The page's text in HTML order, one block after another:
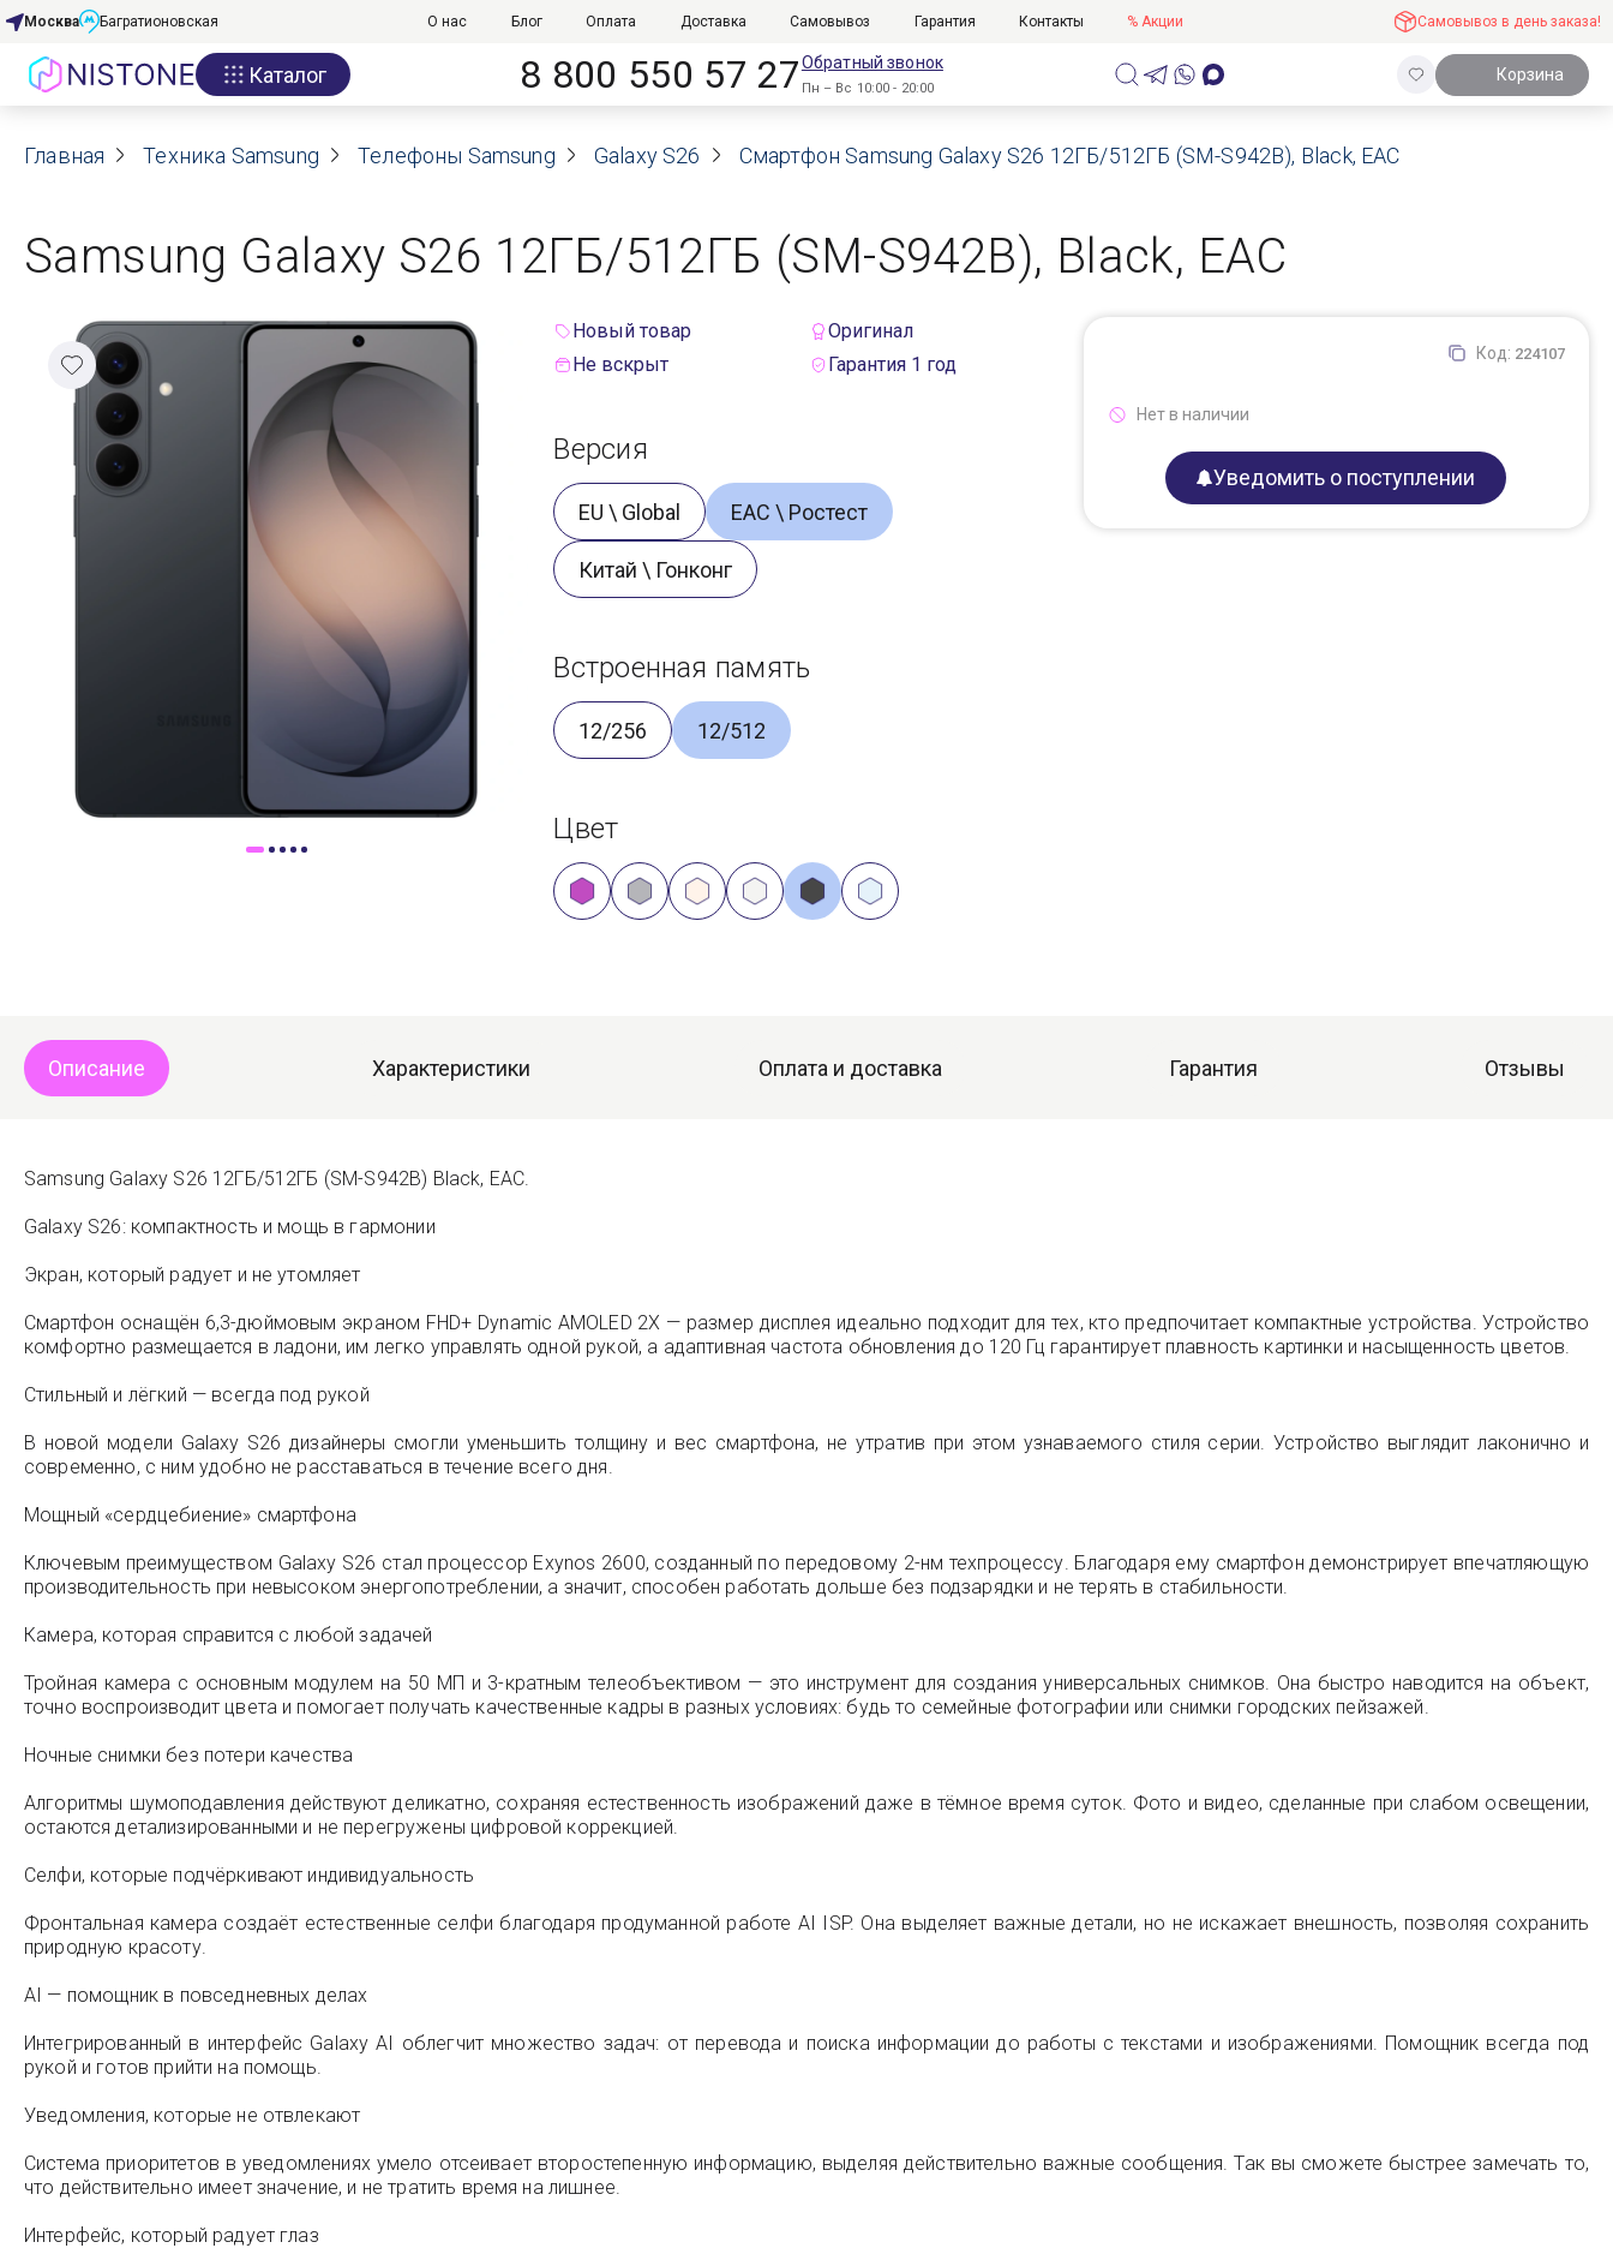
Акции
О нас
Договор оферты
Реквизиты
Контакты
Гарантия
Москва Багратионовская О нас Блог Оплата Доставка Самовывоз Гарантия Контакты % Акции Самовывоз в день заказа!
Каталог 8 800 550 57 27Обратный звонок
Пн – Вс 10:00 - 20:00
Корзина
Главная Техника Samsung Телефоны Samsung Galaxy S26 Смартфон Samsung Galaxy S26 12ГБ/512ГБ (SM-S942B), Black, EAC
Samsung Galaxy S26 12ГБ/512ГБ (SM-S942B), Black, EAC
Новый товар
Оригинал
Не вскрыт
Гарантия 1 год
Версия
EU \ Global ЕАС \ Ростест
Китай \ Гонконг
Встроенная память
12/256 12/512
Цвет
Код: 224107
Нет в наличии
Уведомить о поступлении
Описание Характеристики Оплата и доставка Гарантия Отзывы
Samsung Galaxy S26 12ГБ/512ГБ (SM-S942B) Black, EAC.
Galaxy S26: компактность и мощь в гармонии
Экран, который радует и не утомляет
Смартфон оснащён 6,3-дюймовым экраном FHD+ Dynamic AMOLED 2X — размер дисплея идеально подходит для тех, кто предпочитает компактные устройства. Устройство
комфортно размещается в ладони, им легко управлять одной рукой, а адаптивная частота обновления до 120 Гц гарантирует плавность картинки и насыщенность цветов.
Стильный и лёгкий — всегда под рукой
В новой модели Galaxy S26 дизайнеры смогли уменьшить толщину и вес смартфона, не утратив при этом узнаваемого стиля серии. Устройство выглядит лаконично и
современно, с ним удобно не расставаться в течение всего дня.
Мощный «сердцебиение» смартфона
Ключевым преимуществом Galaxy S26 стал процессор Exynos 2600, созданный по передовому 2-нм техпроцессу. Благодаря ему смартфон демонстрирует впечатляющую
производительность при невысоком энергопотреблении, а значит, способен работать дольше без подзарядки и не терять в стабильности.
Камера, которая справится с любой задачей
Тройная камера с основным модулем на 50 МП и 3-кратным телеобъективом — это инструмент для создания универсальных снимков. Она быстро наводится на объект,
точно воспроизводит цвета и помогает получать качественные кадры в разных условиях: будь то семейные фотографии или снимки городских пейзажей.
Ночные снимки без потери качества
Алгоритмы шумоподавления действуют деликатно, сохраняя естественность изображений даже в тёмное время суток. Фото и видео, сделанные при слабом освещении,
остаются детализированными и не перегружены цифровой коррекцией.
Селфи, которые подчёркивают индивидуальность
Фронтальная камера создаёт естественные селфи благодаря продуманной работе AI ISP. Она выделяет важные детали, но не искажает внешность, позволяя сохранить
природную красоту.
AI — помощник в повседневных делах
Интегрированный в интерфейс Galaxy AI облегчит множество задач: от перевода и поиска информации до работы с текстами и изображениями. Помощник всегда под
рукой и готов прийти на помощь.
Уведомления, которые не отвлекают
Система приоритетов в уведомлениях умело отсеивает второстепенную информацию, выделяя действительно важные сообщения. Так вы сможете быстрее замечать то,
что действительно имеет значение, и не тратить время на лишнее.
Интерфейс, который радует глаз